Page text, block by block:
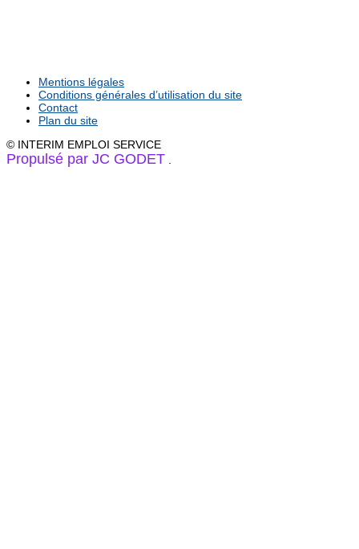
Mentions légales
Conditions générales d’utilisation du site
Contact
Plan du site
© INTERIM EMPLOI SERVICE
Propulsé par JC GODET